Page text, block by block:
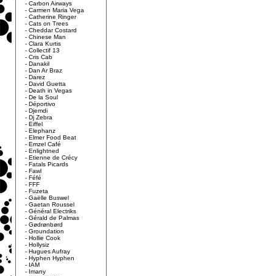
- Carbon Airways
- Carmen Maria Vega
- Catherine Ringer
- Cats on Trees
- Cheddar Costard
- Chinese Man
- Clara Kurtis
- Collectif 13
- Cris Cab
- Danakil
- Dan Ar Braz
- Darez
- David Guetta
- Death in Vegas
- De la Soul
- Déportivo
- Djemdi
- Dj Zebra
- Eiffel
- Elephanz
- Elmer Food Beat
- Emzel Café
- Enlightned
- Etienne de Crécy
- Fatals Picards
- Fawl
- Féfé
- FFF
- Fuzeta
- Gaëlle Buswel
- Gaetan Roussel
- Général Electriks
- Gérald de Palmas
- Gødrønbørd
- Groundation
- Hollie Cook
- Hollysiz
- Hugues Aufray
- Hyphen Hyphen
- IAM
- Imany